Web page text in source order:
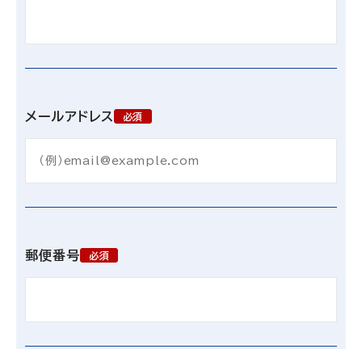
メールアドレス 必須
郵便番号 必須